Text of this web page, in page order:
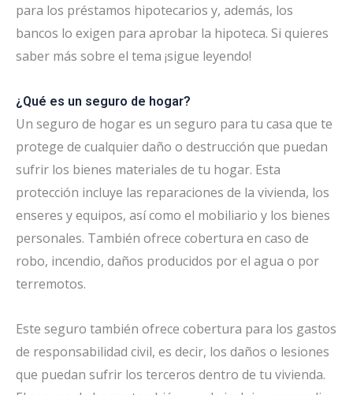
para los préstamos hipotecarios y, además, los
bancos lo exigen para aprobar la hipoteca. Si quieres
saber más sobre el tema ¡sigue leyendo!
¿Qué es un seguro de hogar?
Un seguro de hogar es un seguro para tu casa que te
protege de cualquier daño o destrucción que puedan
sufrir los bienes materiales de tu hogar. Esta
protección incluye las reparaciones de la vivienda, los
enseres y equipos, así como el mobiliario y los bienes
personales. También ofrece cobertura en caso de
robo, incendio, daños producidos por el agua o por
terremotos.
Este seguro también ofrece cobertura para los gastos
de responsabilidad civil, es decir, los daños o lesiones
que puedan sufrir los terceros dentro de tu vivienda.